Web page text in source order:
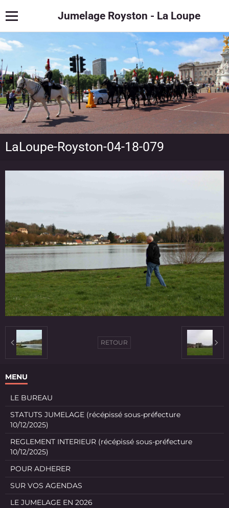
Jumelage Royston - La Loupe
LaLoupe-Royston-04-18-079
RETOUR
MENU
LE BUREAU
STATUTS JUMELAGE (récépissé sous-préfecture
10/12/2025)
REGLEMENT INTERIEUR (récépissé sous-préfecture
10/12/2025)
POUR ADHERER
SUR VOS AGENDAS
LE JUMELAGE EN 2026